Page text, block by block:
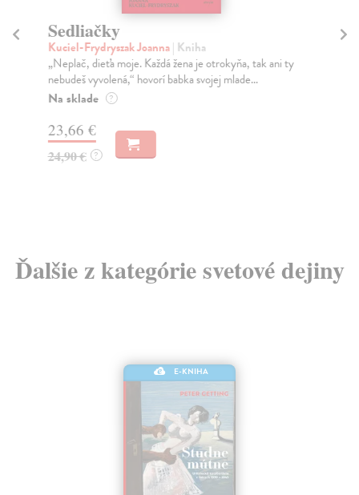
Sedliačky
Kuciel-Frydryszak Joanna| Kniha
„Neplač, dieťa moje. Každá žena je otrokyňa, tak ani ty
nebudeš vyvolená,“ hovorí babka svojej mlade...
Na sklade ?
23,66 €
24,90 € ?
Ďalšie z kategórie svetové dejiny
E-KNIHA